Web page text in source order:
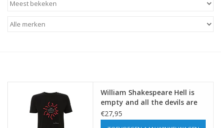
William Shakespeare Hell is
empty and all the devils are
here ♂
€27,95